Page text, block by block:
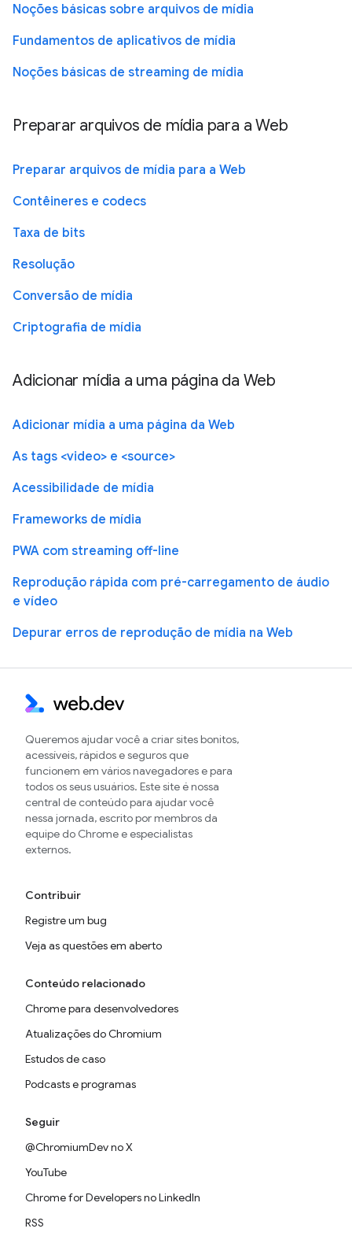
Noções básicas sobre arquivos de mídia
Fundamentos de aplicativos de mídia
Noções básicas de streaming de mídia
Preparar arquivos de mídia para a Web
Preparar arquivos de mídia para a Web
Contêineres e codecs
Taxa de bits
Resolução
Conversão de mídia
Criptografia de mídia
Adicionar mídia a uma página da Web
Adicionar mídia a uma página da Web
As tags <video> e <source>
Acessibilidade de mídia
Frameworks de mídia
PWA com streaming off-line
Reprodução rápida com pré-carregamento de áudio
e vídeo
Depurar erros de reprodução de mídia na Web
Queremos ajudar você a criar sites bonitos,
acessíveis, rápidos e seguros que
funcionem em vários navegadores e para
todos os seus usuários. Este site é nossa
central de conteúdo para ajudar você
nessa jornada, escrito por membros da
equipe do Chrome e especialistas
externos.
Contribuir
Registre um bug
Veja as questões em aberto
Conteúdo relacionado
Chrome para desenvolvedores
Atualizações do Chromium
Estudos de caso
Podcasts e programas
Seguir
@ChromiumDev no X
YouTube
Chrome for Developers no LinkedIn
RSS